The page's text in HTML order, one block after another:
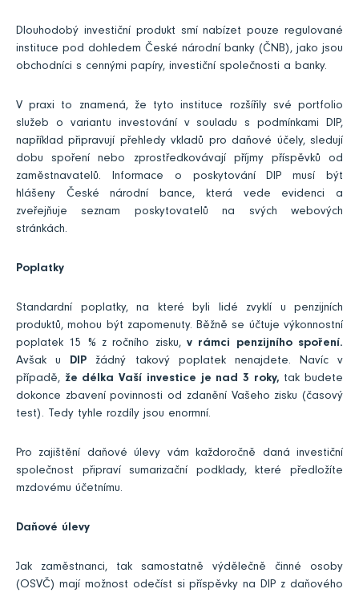
Dlouhodobý investiční produkt smí nabízet pouze regulované
instituce pod dohledem České národní banky (ČNB), jako jsou
obchodníci s cennými papíry, investiční společnosti a banky.
V praxi to znamená, že tyto instituce rozšířily své portfolio
služeb o variantu investování v souladu s podmínkami DIP,
například připravují přehledy vkladů pro daňové účely, sledují
dobu spoření nebo zprostředkovávají příjmy příspěvků od
zaměstnavatelů. Informace o poskytování DIP musí být
hlášeny České národní bance, která vede evidenci a
zveřejňuje seznam poskytovatelů na svých webových
stránkách.
Poplatky
Standardní poplatky, na které byli lidé zvyklí u penzijních
produktů, mohou být zapomenuty. Běžně se účtuje výkonnostní
poplatek 15 % z ročního zisku, v rámci penzijního spoření.
Avšak u DIP žádný takový poplatek nenajdete. Navíc v
případě, že délka Vaší investice je nad 3 roky, tak budete
dokonce zbavení povinnosti od zdanění Vašeho zisku (časový
test). Tedy tyhle rozdíly jsou enormní.
Pro zajištění daňové úlevy vám každoročně daná investiční
společnost připraví sumarizační podklady, které předložíte
mzdovému účetnímu.
Daňové úlevy
Jak zaměstnanci, tak samostatně výdělečně činné osoby
(OSVČ) mají možnost odečíst si příspěvky na DIP z daňového